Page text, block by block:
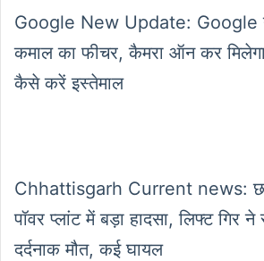
Google New Update: Google
कमाल का फीचर, कैमरा ऑन कर
कैसे करें इस्तेमाल
Chhattisgarh Current news:
पॉवर प्लांट में बड़ा हादसा, लिफ्ट गिर
दर्दनाक मौत, कई घायल